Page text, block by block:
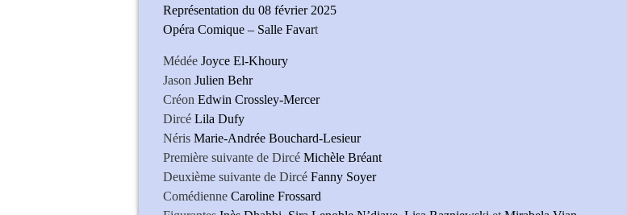
Représentation du 08 février 2025
Opéra Comique – Salle Favart
Médée Joyce El-Khoury
Jason Julien Behr
Créon Edwin Crossley-Mercer
Dircé Lila Dufy
Néris Marie-Andrée Bouchard-Lesieur
Première suivante de Dircé Michèle Bréant
Deuxième suivante de Dircé Fanny Soyer
Comédienne Caroline Frossard